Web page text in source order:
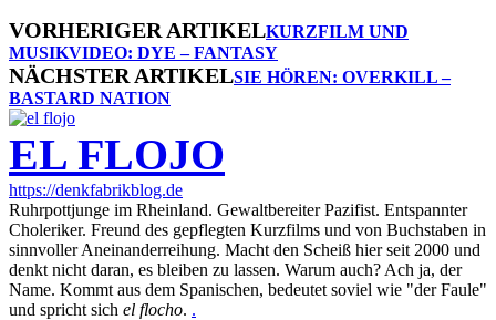
VORHERIGER ARTIKELKURZFILM UND
MUSIKVIDEO: DYE – FANTASY
NÄCHSTER ARTIKELSIE HÖREN: OVERKILL –
BASTARD NATION
EL FLOJO
https://denkfabrikblog.de
Ruhrpottjunge im Rheinland. Gewaltbereiter Pazifist. Entspannter
Choleriker. Freund des gepflegten Kurzfilms und von Buchstaben in
sinnvoller Aneinanderreihung. Macht den Scheiß hier seit 2000 und
denkt nicht daran, es bleiben zu lassen. Warum auch? Ach ja, der
Name. Kommt aus dem Spanischen, bedeutet soviel wie "der Faule"
und spricht sich el flocho. .